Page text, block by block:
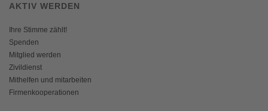
AKTIV WERDEN
Ihre Stimme zählt!
Spenden
Mitglied werden
Zivildienst
Mithelfen und mitarbeiten
Firmenkooperationen